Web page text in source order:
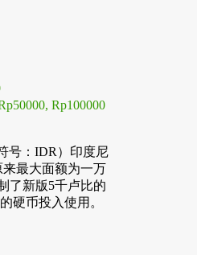
Rp100000
号：IDR）印度尼
最大面额为一万
了新版5千卢比的
硬币投入使用。